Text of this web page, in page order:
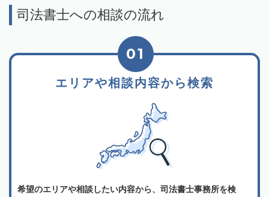
司法書士への相談の流れ
エリアや相談内容から検索
01
希望のエリアや相談したい内容から、司法書士事務所を検